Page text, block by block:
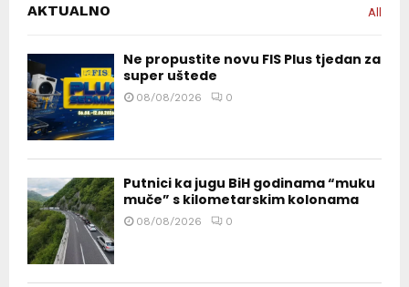
AKTUALNO All
Ne propustite novu FIS Plus tjedan za
super uštede
08/08/2026 0
Putnici ka jugu BiH godinama “muku
muče” s kilometarskim kolonama
08/08/2026 0